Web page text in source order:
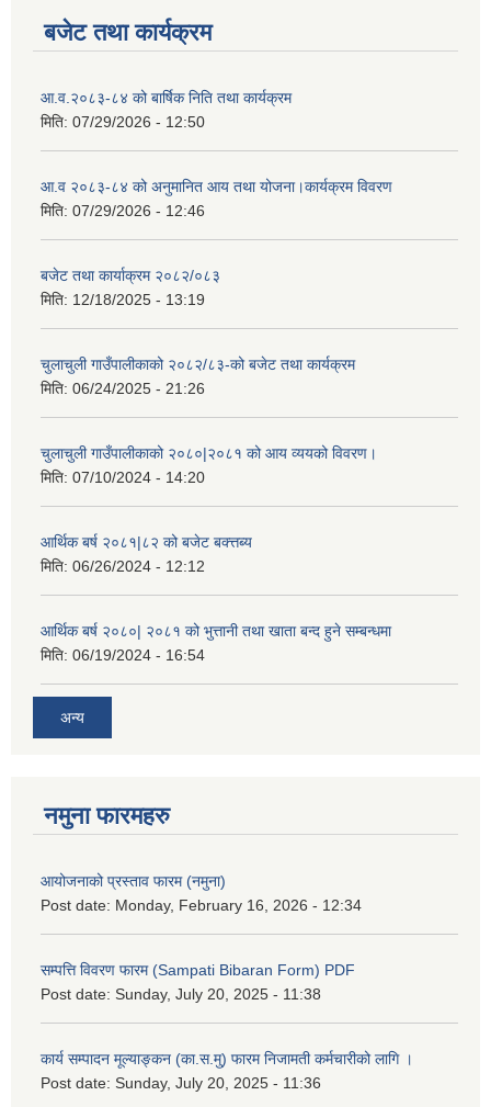
बजेट तथा कार्यक्रम
आ.व.२०८३-८४ को बार्षिक निति तथा कार्यक्रम
मिति: 07/29/2026 - 12:50
आ.व २०८३-८४ को अनुमानित आय तथा योजना।कार्यक्रम विवरण
मिति: 07/29/2026 - 12:46
बजेट तथा कार्याक्रम २०८२/०८३
मिति: 12/18/2025 - 13:19
चुलाचुली गाउँपालीकाको २०८२/८३-को बजेट तथा कार्यक्रम
मिति: 06/24/2025 - 21:26
चुलाचुली गाउँपालीकाको २०८०|२०८१ को आय व्ययको विवरण।
मिति: 07/10/2024 - 14:20
आर्थिक बर्ष २०८१|८२ को बजेट बक्त्तब्य
मिति: 06/26/2024 - 12:12
आर्थिक बर्ष २०८०| २०८१ को भुत्तानी तथा खाता बन्द हुने सम्बन्धमा
मिति: 06/19/2024 - 16:54
अन्य
नमुना फारमहरु
आयोजनाको प्रस्ताव फारम (नमुना)
Post date: Monday, February 16, 2026 - 12:34
सम्पत्ति विवरण फारम (Sampati Bibaran Form) PDF
Post date: Sunday, July 20, 2025 - 11:38
कार्य सम्पादन मूल्याङ्कन (का.स.मु) फारम निजामती कर्मचारीको लागि ।
Post date: Sunday, July 20, 2025 - 11:36